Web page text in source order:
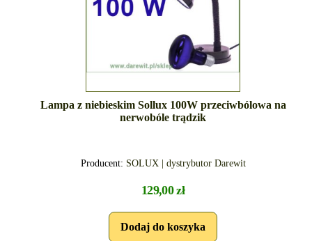
Lampa z niebieskim Sollux 100W przeciwbólowa na
nerwobóle trądzik
Producent: SOLUX | dystrybutor Darewit
129,00 zł